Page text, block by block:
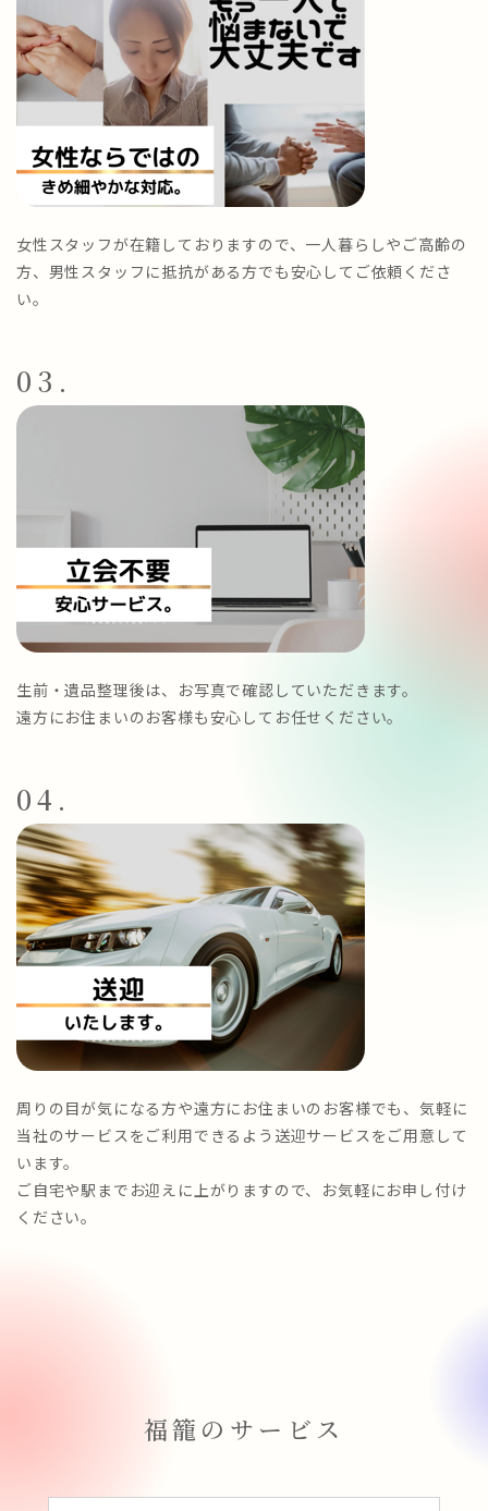
女性スタッフが在籍しておりますので、一人暮らしやご高齢の
方、男性スタッフに抵抗がある方でも安心してご依頼くださ
い。
03.
生前・遺品整理後は、お写真で確認していただきます。
遠方にお住まいのお客様も安心してお任せください。
04.
周りの目が気になる方や遠方にお住まいのお客様でも、気軽に
当社のサービスをご利用できるよう送迎サービスをご用意して
います。
ご自宅や駅までお迎えに上がりますので、お気軽にお申し付け
ください。
福籠のサービス